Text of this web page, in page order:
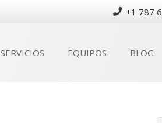
+1 787
SERVICIOS EQUIPOS BLOG